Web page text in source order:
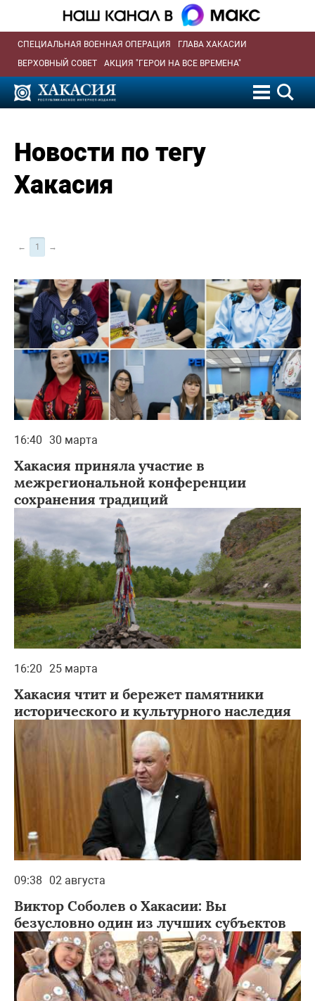
СПЕЦИАЛЬНАЯ ВОЕННАЯ ОПЕРАЦИЯ
ГЛАВА ХАКАСИИ
ВЕРХОВНЫЙ СОВЕТ
АКЦИЯ "ГЕРОИ НА ВСЕ ВРЕМЕНА"
Новости по тегу
Хакасия
← 1 →
16:40 30 марта
Хакасия приняла участие в
межрегиональной конференции
сохранения традиций
16:20 25 марта
Хакасия чтит и бережет памятники
исторического и культурного наследия
09:38 02 августа
Виктор Соболев о Хакасии: Вы
безусловно один из лучших субъектов